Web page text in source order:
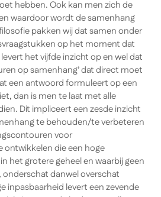
hebben. Ook kan men zich de
waardoor wordt de samenhang
pakken wij dat samen onder
op het moment dat
het vijfde inzicht op en wel dat
op samenhang’ dat direct moet
een antwoord formuleert op een
dan is men te laat met alle
Dit impliceert een zesde inzicht
te behouden/te verbeteren
voor
ontwikkelen die een hoge
het grotere geheel en waarbij geen
danwel overschat
inpasbaarheid levert een zevende